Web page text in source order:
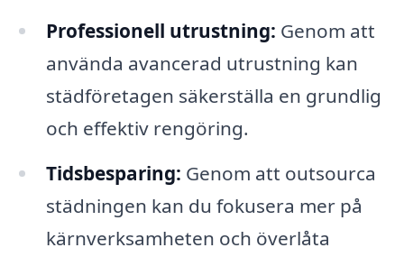
Professionell utrustning: Genom att
använda avancerad utrustning kan
städföretagen säkerställa en grundlig
och effektiv rengöring.
Tidsbesparing: Genom att outsourca
städningen kan du fokusera mer på
kärnverksamheten och överlåta